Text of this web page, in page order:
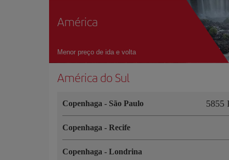
América
Menor preço de ida e volta
América do Sul
Copenhaga - São Paulo 5855
Copenhaga - Recife
Copenhaga - Londrina